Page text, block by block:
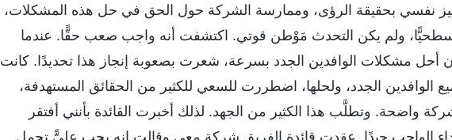
نفسي بحقيقة الرؤى، وممارسة الشركة حول الحق في حل هذه المشكلات،
ولم يكن التحدث مَوْطن قوتي. اكتشفت أنه واجب صعب حقًّا. عندما
أن أحل مشكلات الوافدين الجدد بسرعة، شعرت بصعوبة إنجاز هذا تحديدًا. كانت
الوافدين الجدد، ولحلها، اضطررت للسعي للكثير من الحقائق المستهدفة،
واضحة. وتطلَّب هذا الكثير من الجهد. لذلك أخبرت القائدة بأنني أفتقر
الواجب جيدًا. عقدت قائدة الفريق شركة معي وقالت إنه يجب عليًّ تحمل